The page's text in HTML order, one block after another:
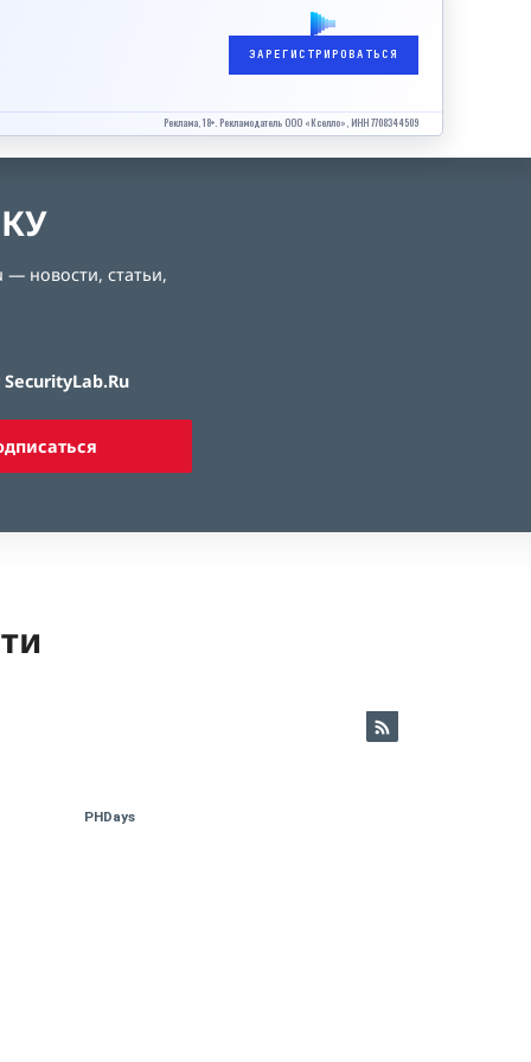
ЗАРЕГИСТРИРОВАТЬСЯ
Реклама, 18+. Рекламодатель ООО «Кселло», ИНН 7708344509
новости, статьи,
PHDays